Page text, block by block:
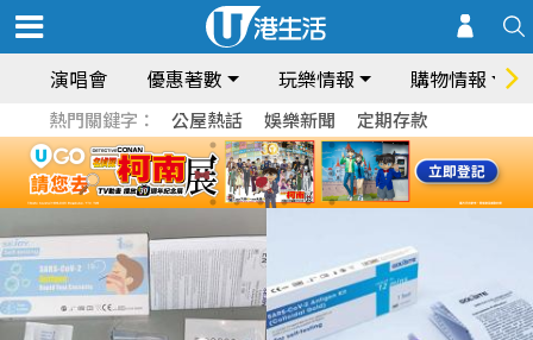
演唱會 優惠著數 玩樂情報 購物情報
熱門關鍵字： 公屋熱話 娛樂新聞 定期存款